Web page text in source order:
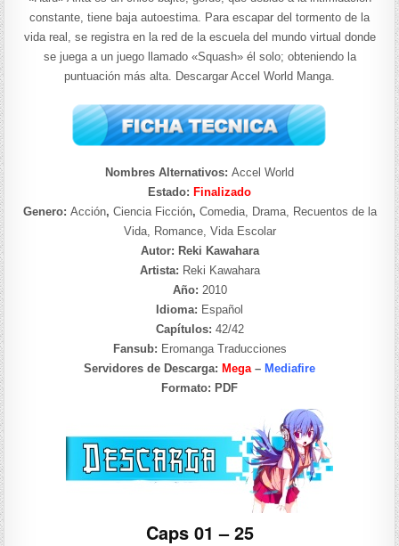
constante, tiene baja autoestima. Para escapar del tormento de la
vida real, se registra en la red de la escuela del mundo virtual donde
se juega a un juego llamado «Squash» él solo; obteniendo la
puntuación más alta. Descargar Accel World Manga.
Nombres Alternativos: Accel World
Estado: Finalizado
Genero: Acción, Ciencia Ficción, Comedia, Drama, Recuentos de la
Vida, Romance, Vida Escolar
Autor: Reki Kawahara
Artista: Reki Kawahara
Año: 2010
Idioma: Español
Capítulos: 42/42
Fansub: Eromanga Traducciones
Servidores de Descarga: Mega – Mediafire
Formato: PDF
Caps 01 – 25